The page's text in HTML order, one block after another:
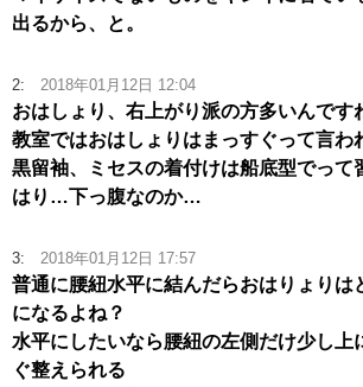
出るから、と。
2: 2018年01月12日 12:04
おはしょり、右上がり派の方多いんです
教室ではおはしょりはまっすぐって言わ
黒留袖、ミセスの着付けは船底型でって
はり…下っ腹なのか…
3: 2018年01月12日 17:57
普通に腰紐水平に結んだらおはりょりは
になるよね？
水平にしたいなら腰紐の左側だけ少し上
ぐ整えられる